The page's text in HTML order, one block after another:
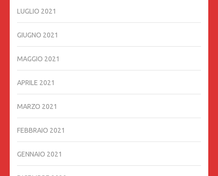
LUGLIO 2021
GIUGNO 2021
MAGGIO 2021
APRILE 2021
MARZO 2021
FEBBRAIO 2021
GENNAIO 2021